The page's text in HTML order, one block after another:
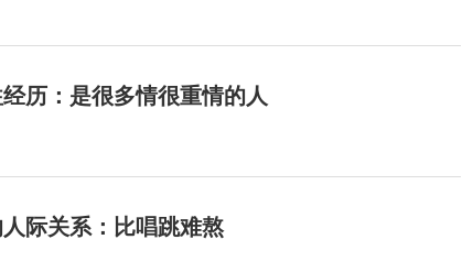
历：是很多情很重情的人
际关系：比唱跳难熬